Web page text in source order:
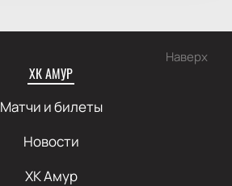
Наверх
ХК АМУР
Матчи и билеты
Новости
ХК Амур